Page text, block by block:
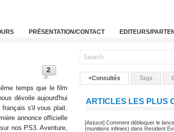
PRÉSENTATION/CONTACT EDITEURS/
2
temps que le film
dévoile aujourd'hui
français s'il vous plait.
annonce officielle
nos PS3. Aventure,
+Consultés Tags
ARTICLES LES PLUS
[Astuce] Comment débloquer le
(munitions infinies) dans Resident